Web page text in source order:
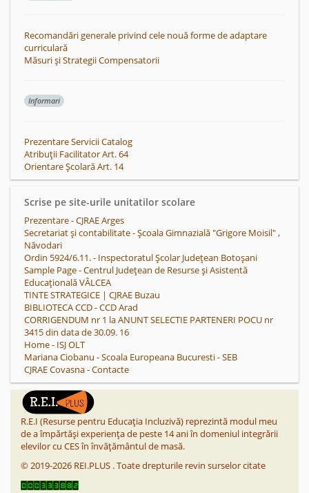
Recomandări generale privind cele nouă forme de adaptare
curriculară
Măsuri și Strategii Compensatorii
Informari
Prezentare Servicii Catalog
Atribuții Facilitator Art. 64
Orientare Școlară Art. 14
Scrise pe site-urile unitatilor scolare
Prezentare - CJRAE Arges
Secretariat și contabilitate - Școala Gimnazială "Grigore Moisil" ,
Năvodari
Ordin 5924/6.11. - Inspectoratul Școlar Județean Botoșani
Sample Page - Centrul Județean de Resurse și Asistentă
Educațională VÂLCEA
TINTE STRATEGICE | CJRAE Buzau
BIBLIOTECA CCD - CCD Arad
CORRIGENDUM nr 1 la ANUNT SELECTIE PARTENERI POCU nr
3415 din data de 30.09. 16
Home - ISJ OLT
Mariana Ciobanu - Scoala Europeana Bucuresti - SEB
CJRAE Covasna - Contacte
R.E.I (Resurse pentru Educația Incluzivă) reprezintă modul meu
de a împărtăși experiența de peste 14 ani în domeniul integrării
elevilor cu CES în învățământul de masă.
© 2019-2026 REI.PLUS .Toate drepturile revin surselor citate